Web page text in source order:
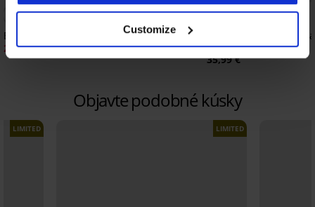
Customize
Zľava -30%
5
Bavlnené pyžamo Dream Edit krátke
20,29 €28,99 €
Dámske bavlnené
krátkymi nohavicami
35,99 €
Objavte podobné kúsky
LIMITED LIMITED